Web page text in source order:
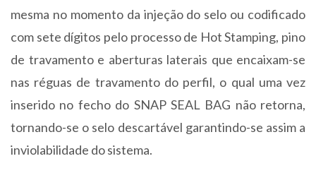
mesma no momento da injeção do selo ou codificado
com sete dígitos pelo processo de Hot Stamping, pino
de travamento e aberturas laterais que encaixam-se
nas réguas de travamento do perfil, o qual uma vez
inserido no fecho do SNAP SEAL BAG não retorna,
tornando-se o selo descartável garantindo-se assim a
inviolabilidade do sistema.